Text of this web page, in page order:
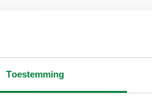
Toestemming